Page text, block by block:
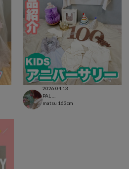
2026.04.13
matsu 163cm